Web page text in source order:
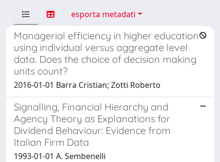
esporta metadati
Managerial efficiency in higher education
using individual versus aggregate level
data. Does the choice of decision making
units count?
2016-01-01 Barra Cristian; Zotti Roberto
Signalling, Financial Hierarchy and
Agency Theory as Explanations for
Dividend Behaviour: Evidence from
Italian Firm Data
1993-01-01 A. Sembenelli